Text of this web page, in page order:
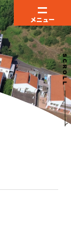
メニュー